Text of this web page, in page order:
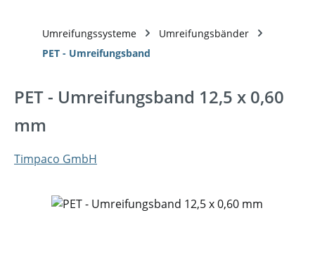
Umreifungssysteme
Umreifungsbänder
PET - Umreifungsband
PET - Umreifungsband 12,5 x 0,60
mm
Timpaco GmbH
Bildergalerie überspringen